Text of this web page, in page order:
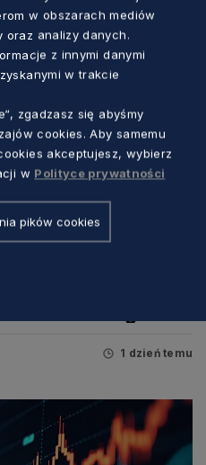
Unijne
1 dzień temu
w obszarach mediów
oraz analizy danych.
z innymi danymi
w trakcie
zgadzasz się abyśmy
cookies. Aby samemu
akceptujesz, wybierz
w Polityce prywatności
pików cookies